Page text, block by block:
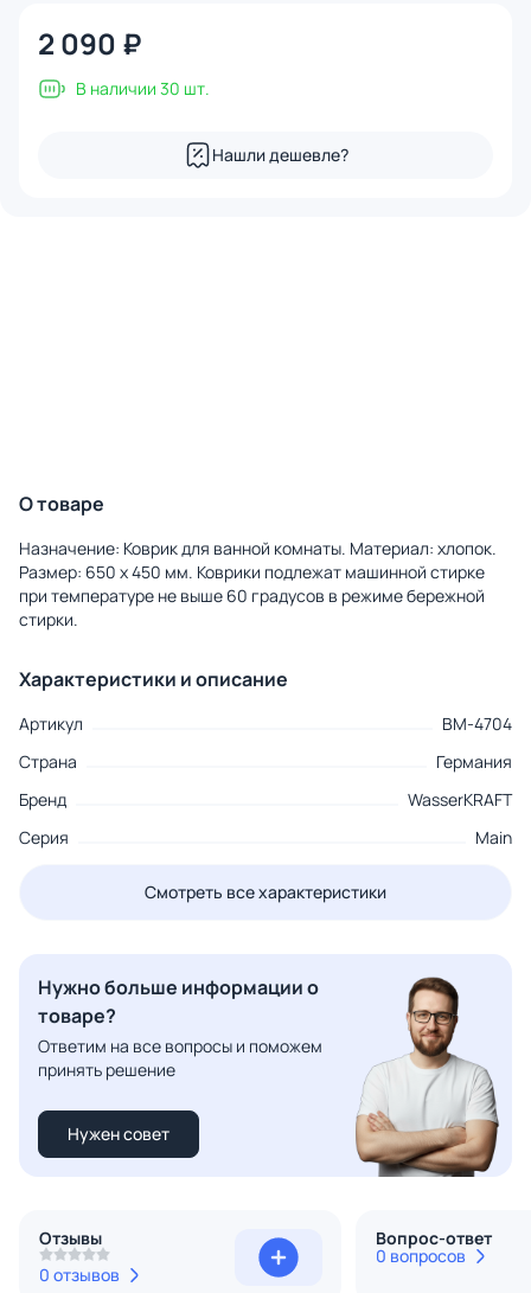
2 090 ₽
В наличии 30 шт.
Нашли дешевле?
О товаре
Назначение: Коврик для ванной комнаты. Материал: хлопок.
Размер: 650 х 450 мм. Коврики подлежат машинной стирке
при температуре не выше 60 градусов в режиме бережной
стирки.
Характеристики и описание
Артикул
BM-4704
Страна
Германия
Бренд
WasserKRAFT
Серия
Main
Смотреть все характеристики
Нужно больше информации о
товаре?
Ответим на все вопросы и поможем
принять решение
Нужен совет
Отзывы
0 отзывов
Вопрос-ответ
0 вопросов